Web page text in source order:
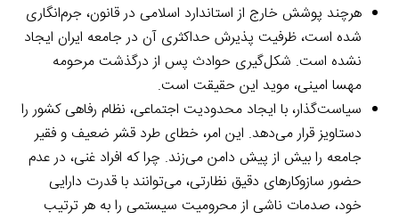
هرچند پوشش خارج از استاندارد اسلامی در قانون، جرم‌انگاری
شده است، ظرفیت پذیرش حداکثری آن در جامعه ایران ایجاد
نشده است. شکل‌گیری حوادث پس از درگذشت مرحومه
مهسا امینی، موید این حقیقت است.
سیاست‌گذار، با ایجاد محدودیت اجتماعی، نظام رفاهی کشور را
دستاویز قرار می‌دهد. این امر، خطای طرد قشر ضعیف و فقیر
جامعه را بیش از پیش دامن می‌زند. چرا که افراد غنی، در عدم
حضور سازوکارهای دقیق نظارتی، می‌توانند با قدرت دارایی
خود، صدمات ناشی از محرومیت سیستمی را به هر ترتیب